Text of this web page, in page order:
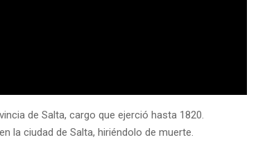
de Salta, cargo que ejerció hasta 1820.
la ciudad de Salta, hiriéndolo de muerte.